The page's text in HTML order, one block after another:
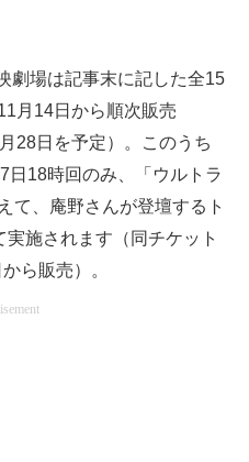
場は記事末に記した全15
月14日から順次販売
28日を予定）。このうち
日18時回のみ、「ウルトラ
て、庵野さんが登壇するト
施されます（同チケット
ら販売）。